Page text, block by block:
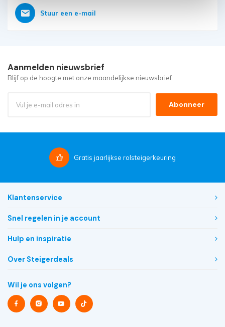
Stuur een e-mail
Aanmelden nieuwsbrief
Blijf op de hoogte met onze maandelijkse nieuwsbrief
Abonneer
Gratis jaarlijkse rolsteigerkeuring
Klantenservice
Snel regelen in je account
Hulp en inspiratie
Over Steigerdeals
Wil je ons volgen?